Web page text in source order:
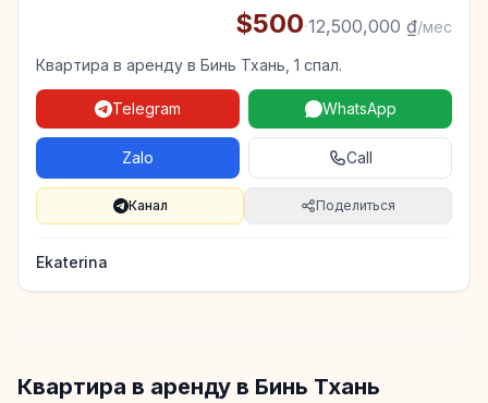
$500·12,500,000 ₫/мес
Квартира в аренду в Бинь Тхань, 1 спал.
Telegram WhatsApp
Zalo Call
Канал Поделиться
Ekaterina
Квартира в аренду в Бинь Тхань